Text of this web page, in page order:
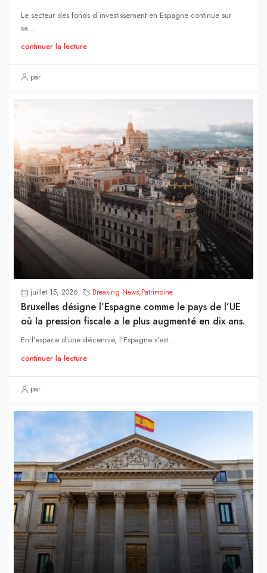
Le secteur des fonds d’investissement en Espagne continue sur
sa...
continuer la lecture
par
juillet 15, 2026 Breaking News,Patrimoine
Bruxelles désigne l’Espagne comme le pays de l’UE
où la pression fiscale a le plus augmenté en dix ans.
En l’espace d’une décennie, l’Espagne s’est...
continuer la lecture
par